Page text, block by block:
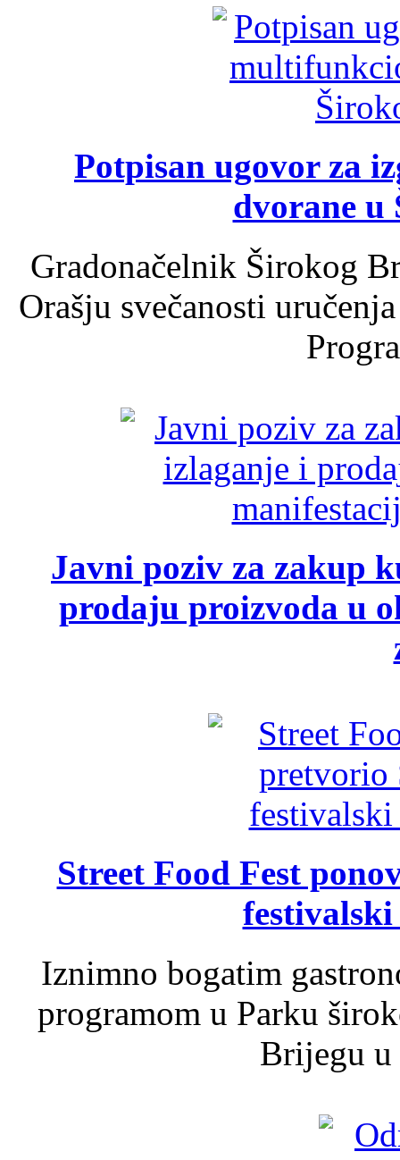
Potpisan ugovor za
dvorane u
Gradonačelnik Širokog
Orašju svečanosti
Javni poziv za zakup
prodaju proizvoda u
Street Food Fest
Iznimno bogatim
programom u Parku
Brijegu u